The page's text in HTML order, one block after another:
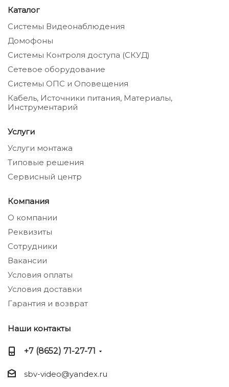
Каталог
Системы Видеонаблюдения
Домофоны
Системы Контроля доступа (СКУД)
Сетевое оборудование
Системы ОПС и Оповещения
Кабель, Источники питания, Материалы,
Инструментарий
Услуги
Услуги монтажа
Типовые решения
Сервисный центр
Компания
О компании
Реквизиты
Сотрудники
Вакансии
Условия оплаты
Условия доставки
Гарантия и возврат
Наши контакты
+7 (8652) 71-27-71
sbv-video@yandex.ru